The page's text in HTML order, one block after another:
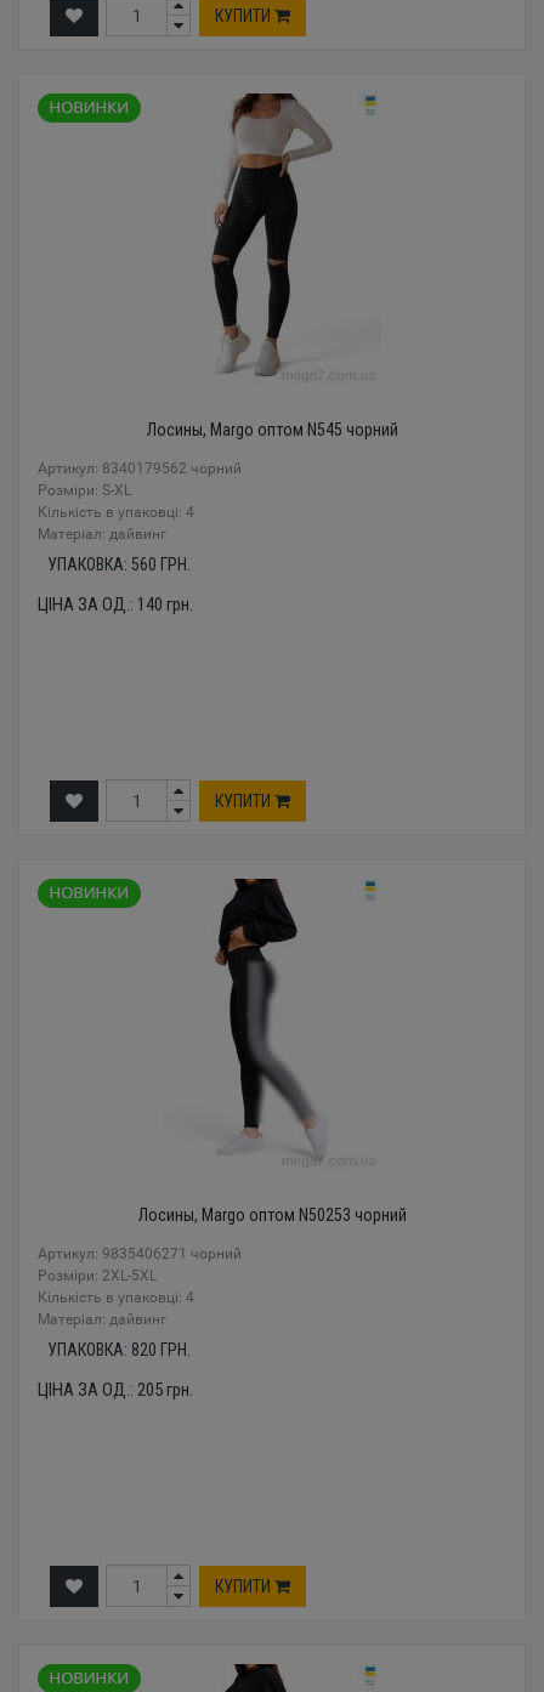
КУПИТИ
Лосины, Margo оптом N545 чорний
Артикул: 8340179562 чорний
Розміри: S-XL
Кількість в упаковці: 4
Mатеріал: дайвинг
УПАКОВКА: 560 ГРН.
ЦІНА ЗА ОД.: 140 грн.
КУПИТИ
Лосины, Margo оптом N50253 чорний
Артикул: 9835406271 чорний
Розміри: 2XL-5XL
Кількість в упаковці: 4
Mатеріал: дайвинг
УПАКОВКА: 820 ГРН.
ЦІНА ЗА ОД.: 205грн.
КУПИТИ